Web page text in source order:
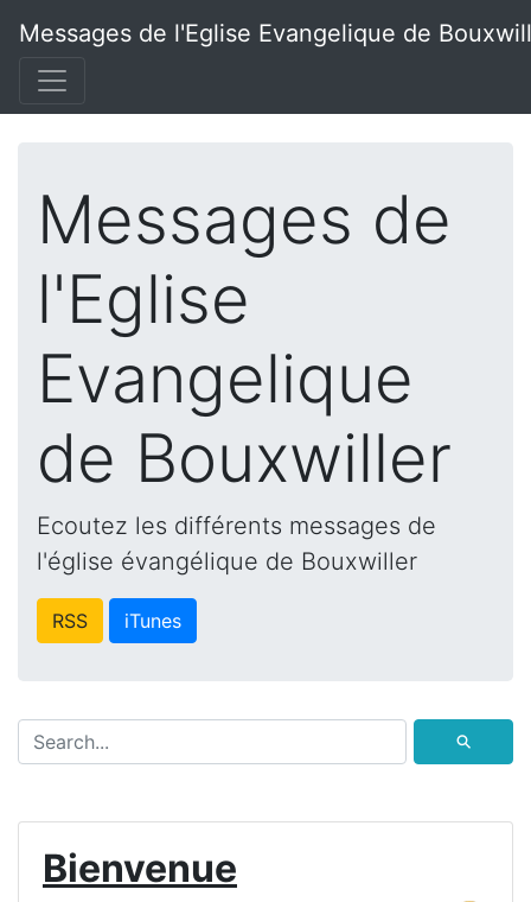
Messages de l'Eglise Evangelique de
Messages de
l'Eglise
Evangelique
de Bouxwiller
Ecoutez les différents messages de
l'église évangélique de Bouxwiller
RSS iTunes
⚲
Bienvenue